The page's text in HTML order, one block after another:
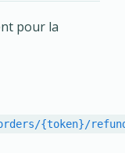
pour la
{token}/